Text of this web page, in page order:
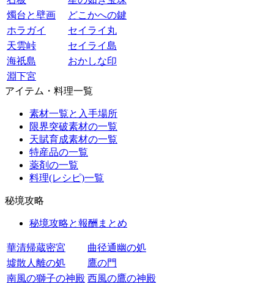
燭台と壁画
どこかへの鍵
ホラガイ
セイライ丸
天雲峠
セイライ島
海祇島
おかしな印
淵下宮
アイテム・料理一覧
素材一覧と入手場所
限界突破素材の一覧
天賦育成素材の一覧
特産品の一覧
薬剤の一覧
料理(レシピ)一覧
秘境攻略
秘境攻略と報酬まとめ
華清帰蔵密宮
曲径通幽の処
墟散人離の処
鷹の門
南風の獅子の神殿 西風の鷹の神殿